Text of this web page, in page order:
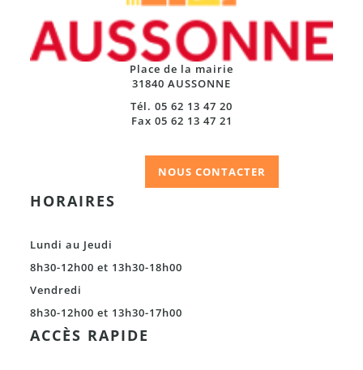
Place de la mairie
31840 AUSSONNE
Tél. 05 62 13 47 20
Fax 05 62 13 47 21
NOUS CONTACTER
HORAIRES
Lundi au Jeudi
8h30-12h00 et 13h30-18h00
Vendredi
8h30-12h00 et 13h30-17h00
ACCÈS RAPIDE